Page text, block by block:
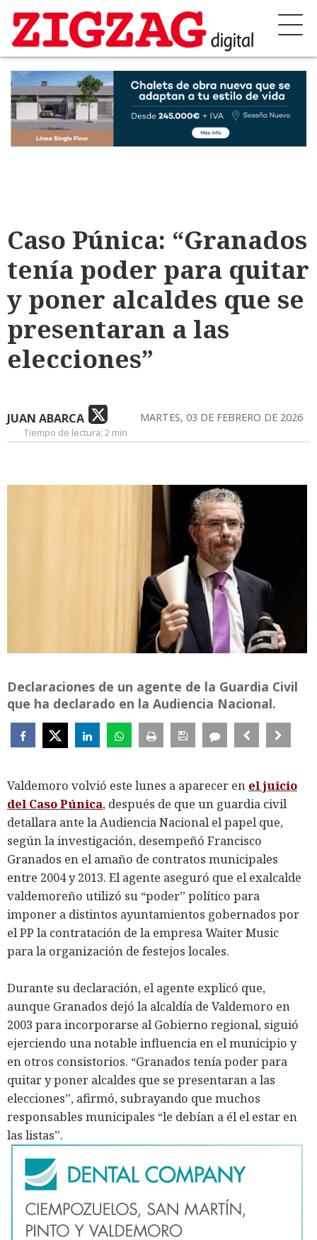
Caso Púnica: “Granados
tenía poder para quitar
y poner alcaldes que se
presentaran a las
elecciones”
JUAN ABARCA MARTES, 03 DE FEBRERO DE 2026
Tiempo de lectura: 2 min
Declaraciones de un agente de la Guardia Civil
que ha declarado en la Audiencia Nacional.
Valdemoro volvió este lunes a aparecer en el juicio
del Caso Púnica, después de que un guardia civil
detallara ante la Audiencia Nacional el papel que,
según la investigación, desempeñó Francisco
Granados en el amaño de contratos municipales
entre 2004 y 2013. El agente aseguró que el exalcalde
valdemoreño utilizó su “poder” político para
imponer a distintos ayuntamientos gobernados por
el PP la contratación de la empresa Waiter Music
para la organización de festejos locales.
Durante su declaración, el agente explicó que,
aunque Granados dejó la alcaldía de Valdemoro en
2003 para incorporarse al Gobierno regional, siguió
ejerciendo una notable influencia en el municipio y
en otros consistorios. “Granados tenía poder para
quitar y poner alcaldes que se presentaran a las
elecciones”, afirmó, subrayando que muchos
responsables municipales “le debían a él el estar en
las listas”.